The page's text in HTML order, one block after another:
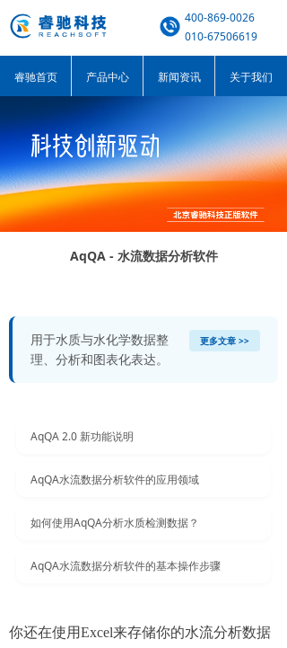
400-869-0026
010-67506619
睿驰首页 产品中心 新闻资讯 关于我们
AqQA - 水流数据分析软件
用于水质与水化学数据整
理、分析和图表化表达。
更多文章 >>
AqQA 2.0 新功能说明
AqQA水流数据分析软件的应用领域
如何使用AqQA分析水质检测数据？
AqQA水流数据分析软件的基本操作步骤
你还在使用Excel来存储你的水流分析数据